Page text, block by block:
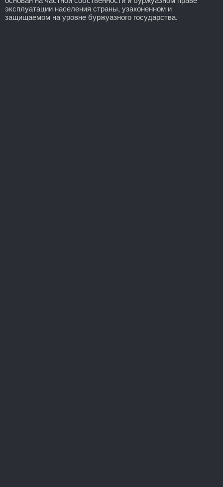
эксплуатации населения страны, узаконенном и
защищаемом на уровне буржуазного государства.